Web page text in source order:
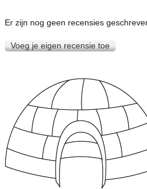
Er zijn nog geen recensies
Voeg je eigen recensie toe